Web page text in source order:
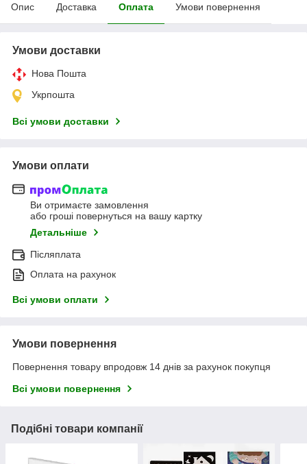
Опис Доставка Оплата Умови повернення
Умови доставки
Нова Пошта
Укрпошта
Всі умови доставки
Умови оплати
Ви отримаєте замовлення
або гроші повернуться на вашу картку
Детальніше
Післяплата
Оплата на рахунок
Всі умови оплати
Умови повернення
Повернення товару впродовж 14 днів за рахунок покупця
Всі умови повернення
Подібні товари компанії